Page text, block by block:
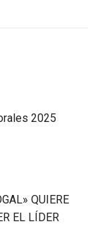
2025
QUIERE
EL LÍDER